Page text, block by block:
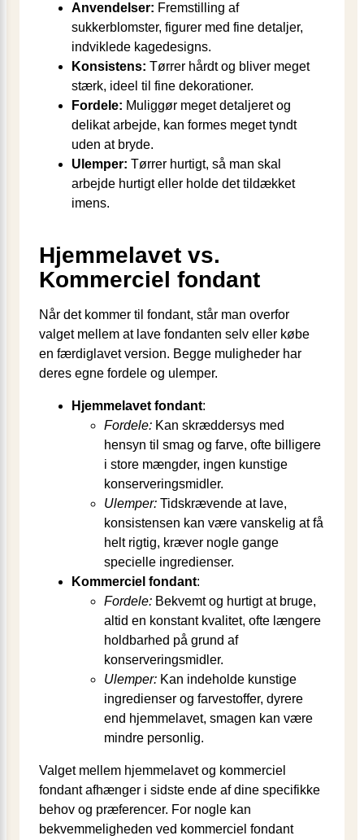
Anvendelser: Fremstilling af
sukkerblomster, figurer med fine detaljer,
indviklede kagedesigns.
Konsistens: Tørrer hårdt og bliver meget
stærk, ideel til fine dekorationer.
Fordele: Muliggør meget detaljeret og
delikat arbejde, kan formes meget tyndt
uden at bryde.
Ulemper: Tørrer hurtigt, så man skal
arbejde hurtigt eller holde det tildækket
imens.
Hjemmelavet vs.
Kommerciel fondant
Når det kommer til fondant, står man overfor
valget mellem at lave fondanten selv eller købe
en færdiglavet version. Begge muligheder har
deres egne fordele og ulemper.
Hjemmelavet fondant:
Fordele: Kan skræddersys med
hensyn til smag og farve, ofte billigere
i store mængder, ingen kunstige
konserveringsmidler.
Ulemper: Tidskrævende at lave,
konsistensen kan være vanskelig at få
helt rigtig, kræver nogle gange
specielle ingredienser.
Kommerciel fondant:
Fordele: Bekvemt og hurtigt at bruge,
altid en konstant kvalitet, ofte længere
holdbarhed på grund af
konserveringsmidler.
Ulemper: Kan indeholde kunstige
ingredienser og farvestoffer, dyrere
end hjemmelavet, smagen kan være
mindre personlig.
Valget mellem hjemmelavet og kommerciel
fondant afhænger i sidste ende af dine specifikke
behov og præferencer. For nogle kan
bekvemmeligheden ved kommerciel fondant